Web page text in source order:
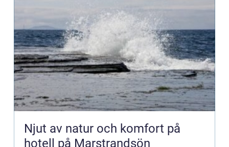
Njut av natur och komfort på
hotell på Marstrandsön